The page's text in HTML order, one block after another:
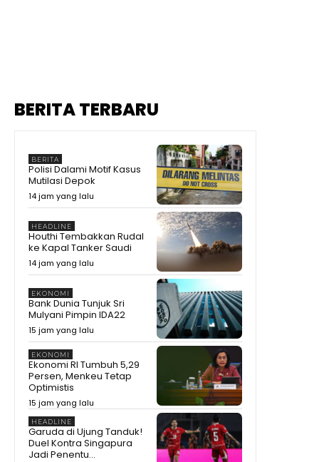
BERITA TERBARU
BERITA
Polisi Dalami Motif Kasus
Mutilasi Depok
14 jam yang lalu
HEADLINE
Houthi Tembakkan Rudal
ke Kapal Tanker Saudi
14 jam yang lalu
EKONOMI
Bank Dunia Tunjuk Sri
Mulyani Pimpin IDA22
15 jam yang lalu
EKONOMI
Ekonomi RI Tumbuh 5,29
Persen, Menkeu Tetap
Optimistis
15 jam yang lalu
HEADLINE
Garuda di Ujung Tanduk!
Duel Kontra Singapura
Jadi Penentu...